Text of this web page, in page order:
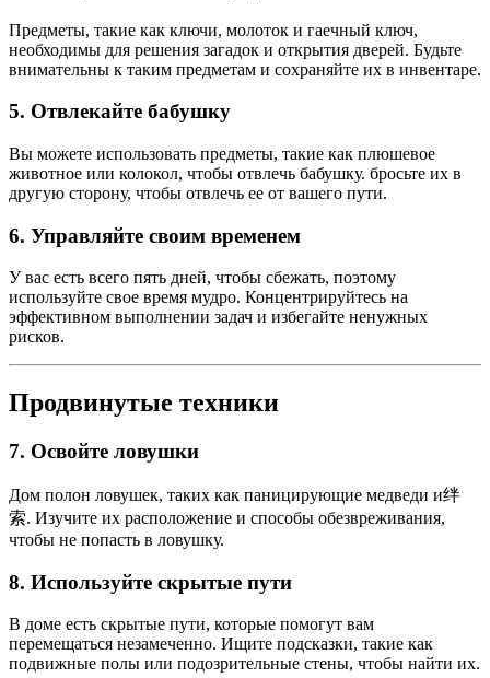
Предметы, такие как ключи, молоток и гаечный ключ,
необходимы для решения загадок и открытия дверей. Будьте
внимательны к таким предметам и сохраняйте их в инвентаре.
5. Отвлекайте бабушку
Вы можете использовать предметы, такие как плюшевое
животное или колокол, чтобы отвлечь бабушку. бросьте их в
другую сторону, чтобы отвлечь ее от вашего пути.
6. Управляйте своим временем
У вас есть всего пять дней, чтобы сбежать, поэтому
используйте свое время мудро. Концентрируйтесь на
эффективном выполнении задач и избегайте ненужных
рисков.
Продвинутые техники
7. Освойте ловушки
Дом полон ловушек, таких как паницирующие медведи и绊
索. Изучите их расположение и способы обезвреживания,
чтобы не попасть в ловушку.
8. Используйте скрытые пути
В доме есть скрытые пути, которые помогут вам
перемещаться незамеченно. Ищите подсказки, такие как
подвижные полы или подозрительные стены, чтобы найти их.